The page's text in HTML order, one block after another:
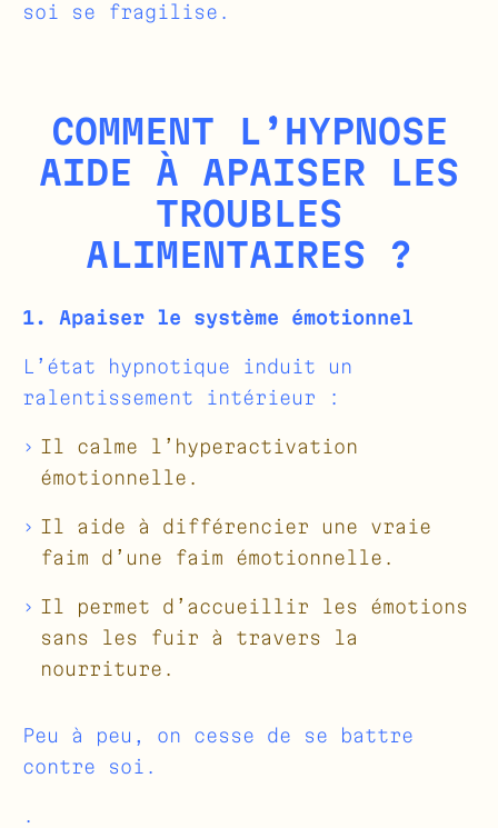
soi se fragilise.
COMMENT L’HYPNOSE
AIDE À APAISER LES
TROUBLES
ALIMENTAIRES ?
1. Apaiser le système émotionnel
L’état hypnotique induit un
ralentissement intérieur :
Il calme l’hyperactivation
émotionnelle.
Il aide à différencier une vraie
faim d’une faim émotionnelle.
Il permet d’accueillir les émotions
sans les fuir à travers la
nourriture.
Peu à peu, on cesse de se battre
contre soi.
.